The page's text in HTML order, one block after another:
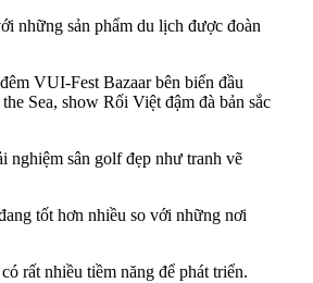
những sản phẩm du lịch được đoàn
VUI-Fest Bazaar bên biển đầu
Sea, show Rối Việt đậm đà bản sắc
nghiệm sân golf đẹp như tranh vẽ
tốt hơn nhiều so với những nơi
rất nhiều tiềm năng để phát triển.